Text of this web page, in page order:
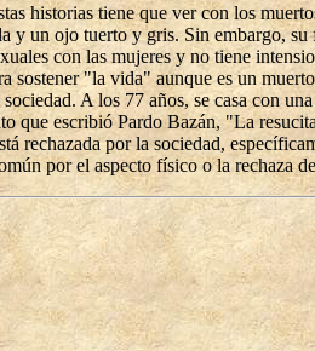
historias tiene que ver con los
un ojo tuerto y gris. Sin embargo,
con las mujeres y no tiene
sostener "la vida" aunque es un
A los 77 años, se casa con
escribió Pardo Bazán, "La
rechazada por la sociedad,
por el aspecto físico o la rechaza